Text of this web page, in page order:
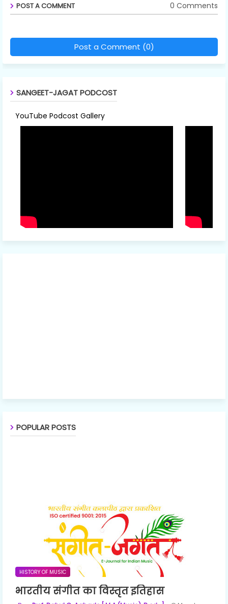
POST A COMMENT 0 Comments
Post a Comment (0)
SANGEET-JAGAT PODCOST
YouTube Podcost Gallery
POPULAR POSTS
HISTORY OF MUSIC
भारतीय संगीत का विस्तृत इतिहास